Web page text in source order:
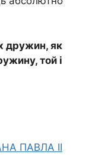
дружин, як
той і
ПАВЛА ІІ